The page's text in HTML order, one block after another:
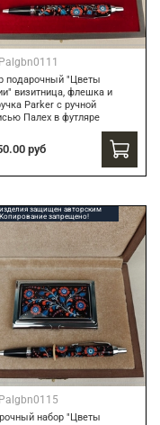
Palgbn0111
подарочный "Цветы
визитница, флешка и
Parker с ручной
Палех в футляре
руб
защищен авторским
запрещено!
Palgbn0115
набор "Цветы